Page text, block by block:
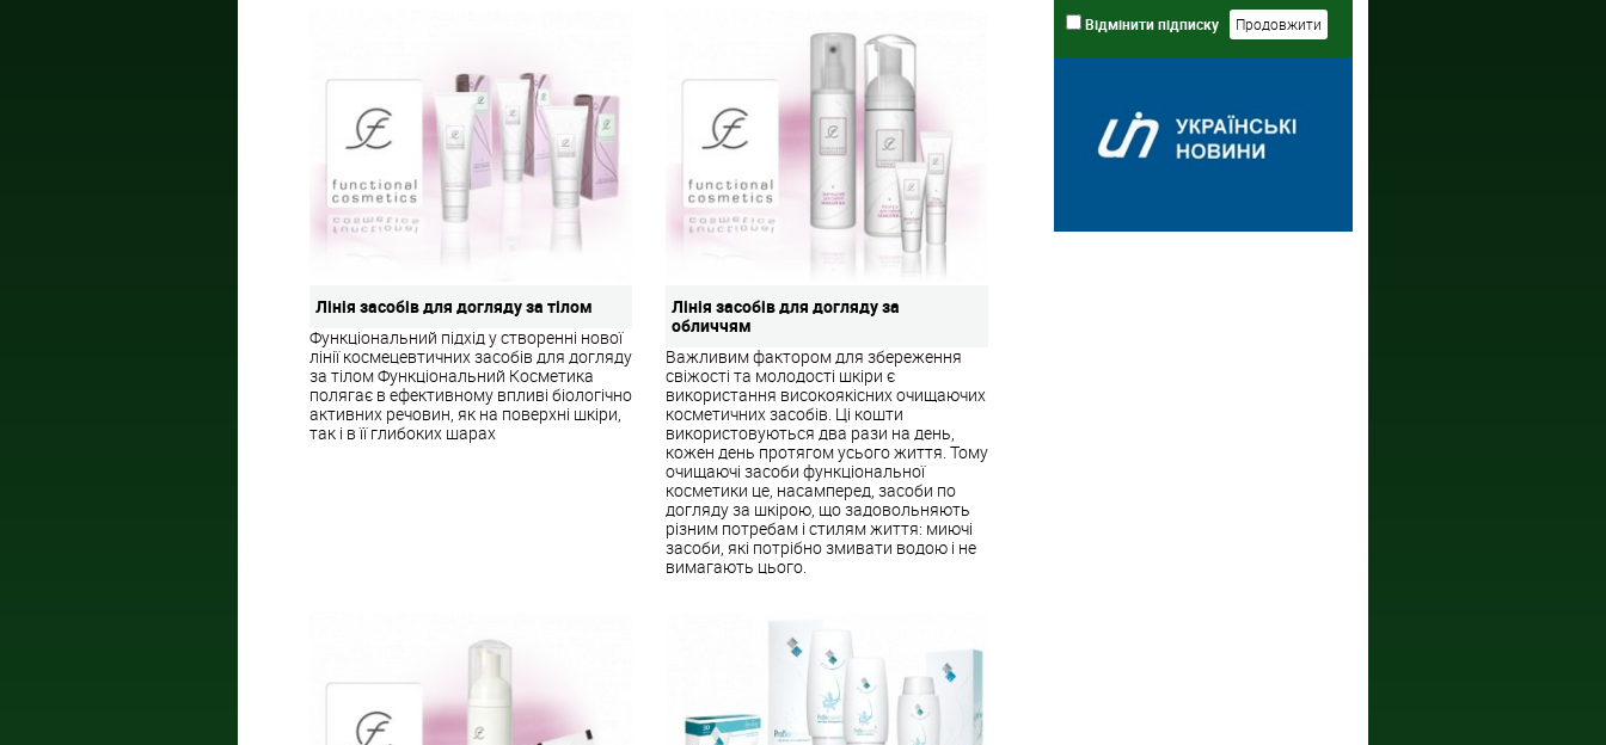
Лінія засобів для догляду за тілом
Функціональний підхід у створенні нової
лінії космецевтичних засобів для догляду
за тілом Функціональний Косметика
полягає в ефективному впливі біологічно
активних речовин, як на поверхні шкіри,
так і в її глибоких шарах
Лінія засобів для догляду за
обличчям
Важливим фактором для збереження
свіжості та молодості шкіри є
використання високоякісних очищаючих
косметичних засобів. Ці кошти
використовуються два рази на день,
кожен день протягом усього життя. Тому
очищаючі засоби функціональної
косметики це, насамперед, засоби по
догляду за шкірою, що задовольняють
різним потребам і стилям життя: миючі
засоби, які потрібно змивати водою і не
вимагають цього.
Відмінити підписку